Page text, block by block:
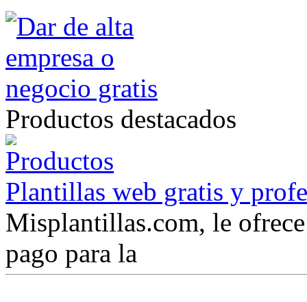
Productos destacados
Plantillas web gratis y
Misplantillas.com, le
pago para la